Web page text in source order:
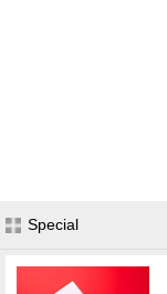
Special